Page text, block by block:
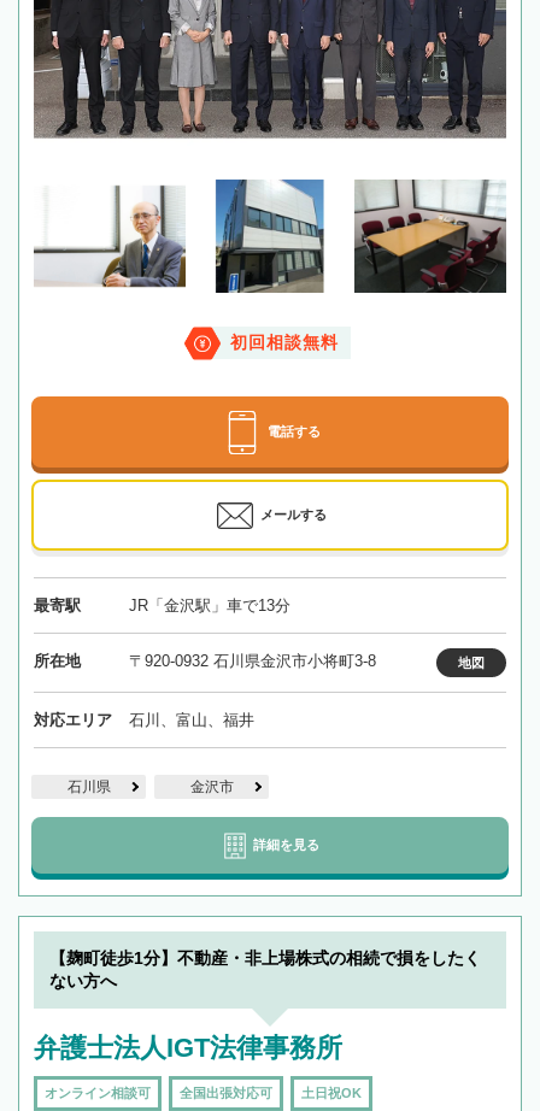
初回相談無料
電話する
メールする
最寄駅 JR「金沢駅」車で13分
所在地 〒920-0932 石川県金沢市小将町3-8 地図
対応エリア 石川、富山、福井
石川県 金沢市
詳細を見る
【麹町徒歩1分】不動産・非上場株式の相続で損をしたく
ない方へ
弁護士法人IGT法律事務所
オンライン相談可 全国出張対応可 土日祝OK